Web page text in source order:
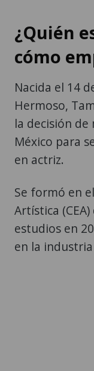
¿Quién
cómo
Nacida el 14
Hermoso,
la decisión de
México para
en actriz.
Se formó en
Artística
estudios en
en la